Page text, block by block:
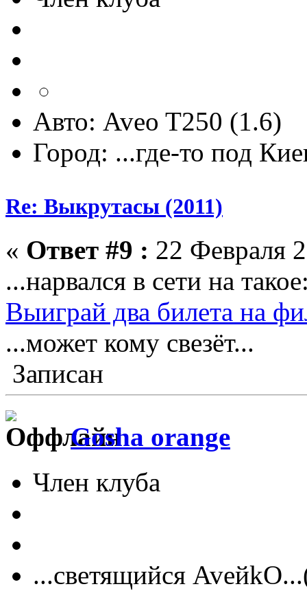
Авто: Aveo T250 (1.6)
Город: ...где-то под
Re: Выкрутасы (2011)
« Ответ #9 : 22 Февраля
...нарвался в сети на
Выиграй два билета на
...может кому свезёт...
Записан
Gosha orange
Член клуба
...cветящийся